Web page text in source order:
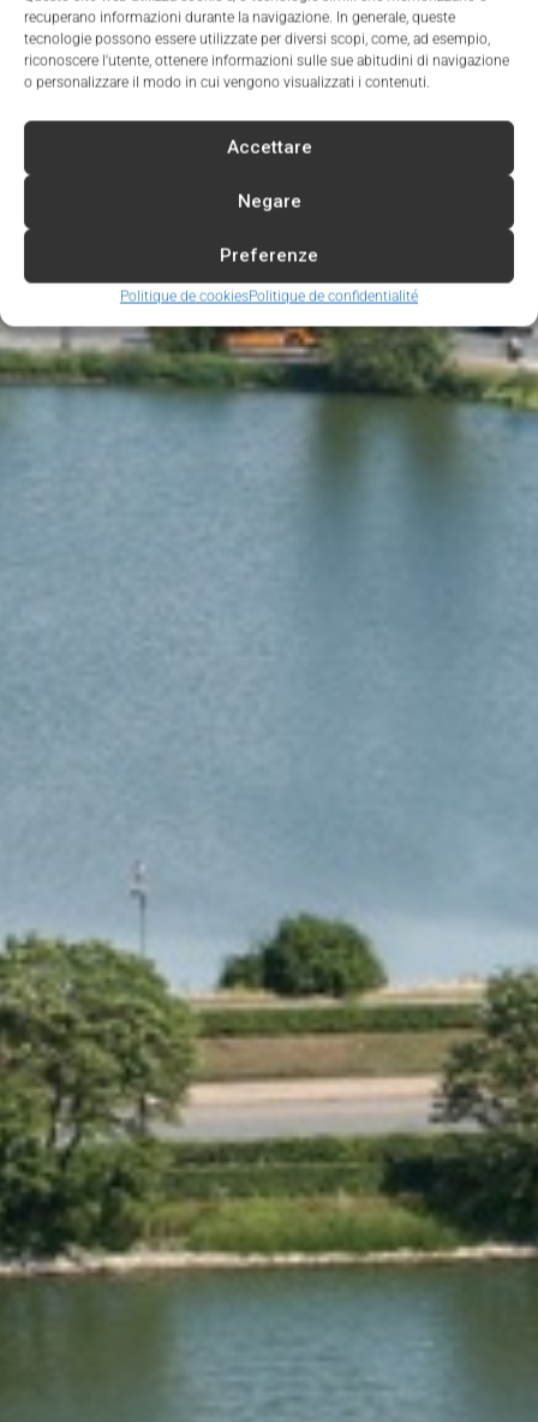
recuperano informazioni durante la navigazione. In generale, queste
tecnologie possono essere utilizzate per diversi scopi, come, ad esempio,
riconoscere l'utente, ottenere informazioni sulle sue abitudini di navigazione
o personalizzare il modo in cui vengono visualizzati i contenuti.
Accettare
Negare
Preferenze
Politique de cookiesPolitique de confidentialité